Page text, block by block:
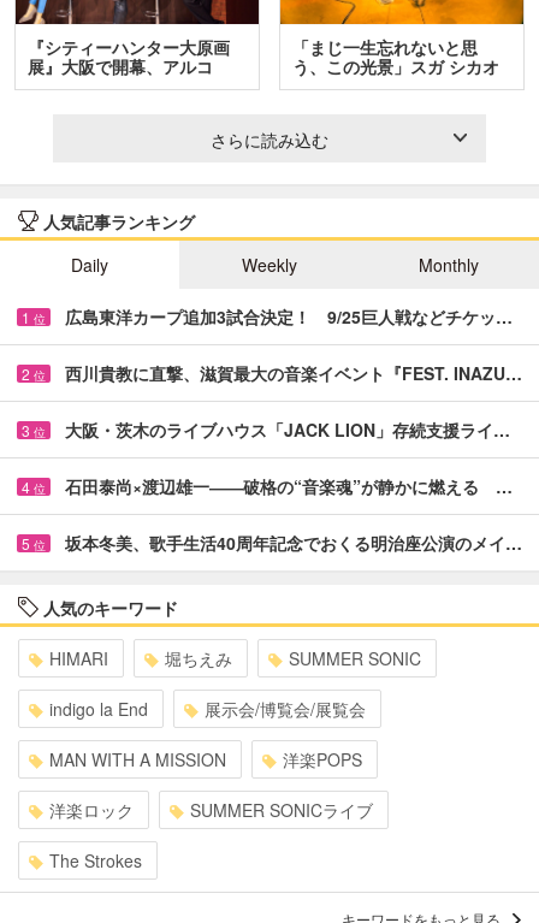
『シティーハンター大原画
展』大阪で開幕、アルコ
＆…
「まじ一生忘れないと思
う、この光景」スガ シカオ
と…
さらに読み込む
人気記事ランキング
Daily
Weekly Monthly
1 位 広島東洋カープ追加3試合決定！ 9/25巨人戦などチケッ…
2 位 西川貴教に直撃、滋賀最大の音楽イベント『FEST. INAZU…
3 位 大阪・茨木のライブハウス「JACK LION」存続支援ライ…
4 位 石田泰尚×渡辺雄一――破格の“音楽魂”が静かに燃える …
5 位 坂本冬美、歌手生活40周年記念でおくる明治座公演のメイ…
人気のキーワード
HIMARI 堀ちえみ SUMMER SONIC
indigo la End 展示会/博覧会/展覧会
MAN WITH A MISSION 洋楽POPS
洋楽ロック SUMMER SONICライブ
The Strokes
キーワードをもっと見る